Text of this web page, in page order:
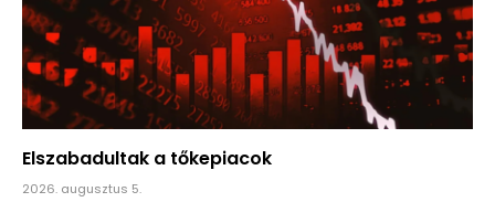
Elszabadultak a tőkepiacok
2026. augusztus 5.